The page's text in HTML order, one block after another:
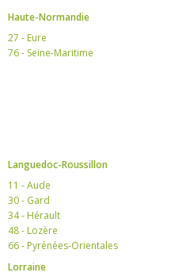
Haute-Normandie
27 - Eure
76 - Seine-Maritime
Languedoc-Roussillon
11 - Aude
30 - Gard
34 - Hérault
48 - Lozère
66 - Pyrénées-Orientales
Lorraine